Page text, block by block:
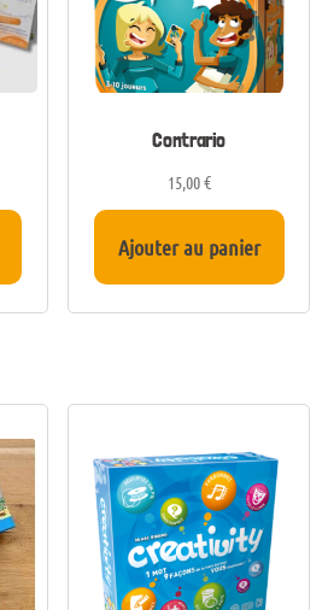
Contrario
15,00€
Ajouter au panier